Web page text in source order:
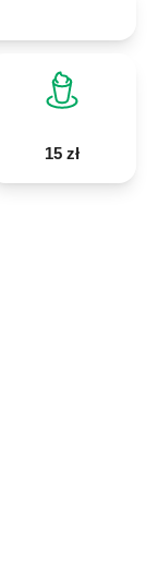
15 zł